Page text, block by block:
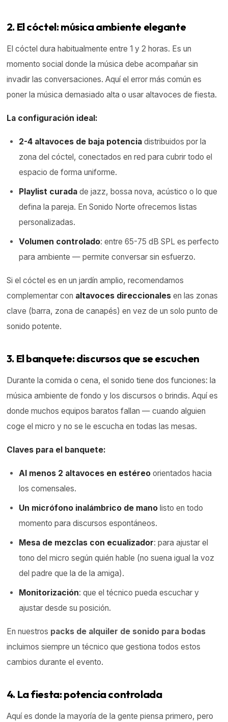
2. El cóctel: música ambiente elegante
El cóctel dura habitualmente entre 1 y 2 horas. Es un
momento social donde la música debe acompañar sin
invadir las conversaciones. Aquí el error más común es
poner la música demasiado alta o usar altavoces de fiesta.
La configuración ideal:
2-4 altavoces de baja potenciadistribuidos por la
zona del cóctel, conectados en red para cubrir todo el
espacio de forma uniforme.
Playlist curadade jazz, bossa nova, acústico o lo que
defina la pareja. En Sonido Norte ofrecemos listas
personalizadas.
Volumen controlado: entre 65-75 dB SPL es perfecto
para ambiente — permite conversar sin esfuerzo.
Si el cóctel es en un jardín amplio, recomendamos
complementar con altavoces direccionalesen las zonas
clave (barra, zona de canapés) en vez de un solo punto de
sonido potente.
3. El banquete: discursos que se escuchen
Durante la comida o cena, el sonido tiene dos funciones: la
música ambiente de fondo y los discursos o brindis. Aquí es
donde muchos equipos baratos fallan — cuando alguien
coge el micro y no se le escucha en todas las mesas.
Claves para el banquete:
Al menos 2 altavoces en estéreoorientados hacia
los comensales.
Un micrófono inalámbrico de manolisto en todo
momento para discursos espontáneos.
Mesa de mezclas con ecualizador: para ajustar el
tono del micro según quién hable (no suena igual la voz
del padre que la de la amiga).
Monitorización: que el técnico pueda escuchar y
ajustar desde su posición.
En nuestros packs de alquiler de sonido para bodas
incluimos siempre un técnico que gestiona todos estos
cambios durante el evento.
4. La fiesta: potencia controlada
Aquí es donde la mayoría de la gente piensa primero, pero